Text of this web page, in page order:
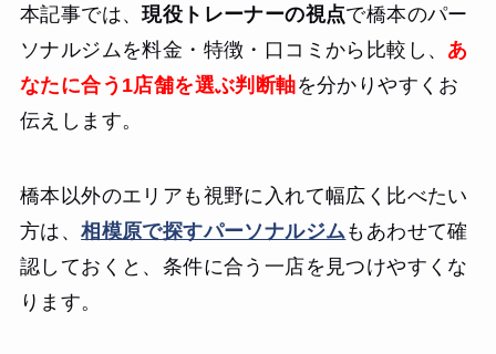
本記事では、現役トレーナーの視点で橋本のパー
ソナルジムを料金・特徴・口コミから比較し、 あ
なたに合う1店舗を選ぶ判断軸を分かりやすくお
伝えします。
橋本以外のエリアも視野に入れて幅広く比べたい
方は、相模原で探すパーソナルジム もあわせて確
認しておくと、条件に合う一店を見つけやすくな
ります。